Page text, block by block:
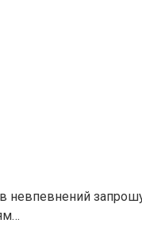
невпевнений